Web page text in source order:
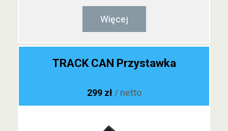
Więcej
TRACK CAN Przystawka
299 zł / netto